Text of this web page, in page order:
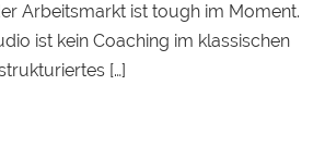
Arbeitsmarkt ist tough im Moment.
ist kein Coaching im klassischen
[…]